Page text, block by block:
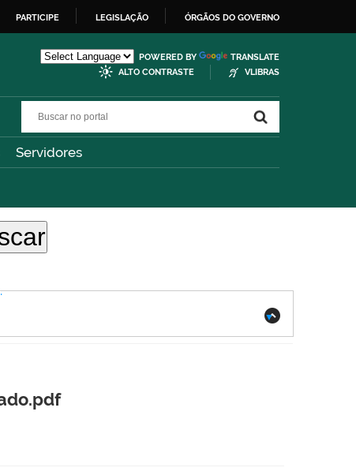
PARTICIPE LEGISLAÇÃO ÓRGÃOS DO GOVERNO
POWERED BY
TRANSLATE
ALTO CONTRASTE
VLIBRAS
Servidores